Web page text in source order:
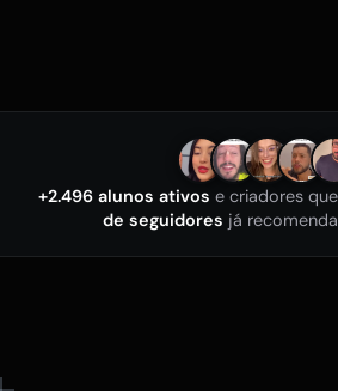
+2.496 alunos ativos e criadores
de seguidores já